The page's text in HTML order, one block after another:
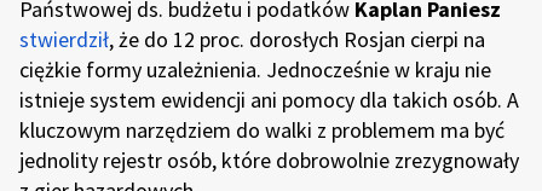
Państwowej ds. budżetu i podatków Kaplan Paniesz
stwierdził, że do 12 proc. dorosłych Rosjan cierpi na
ciężkie formy uzależnienia. Jednocześnie w kraju nie
istnieje system ewidencji ani pomocy dla takich osób. A
kluczowym narzędziem do walki z problemem ma być
jednolity rejestr osób, które dobrowolnie zrezygnowały